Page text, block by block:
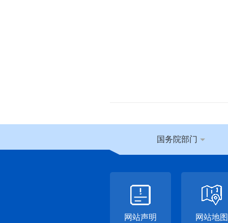
国务院部门
网站声明 网站地图